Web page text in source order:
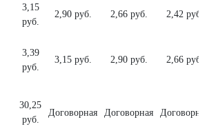
3,15
руб.
2,90 руб. 2,66 руб. 2,42 руб.
3,39
руб.
3,15 руб. 2,90 руб. 2,66 руб.
30,25
руб.
Договорная Договорная